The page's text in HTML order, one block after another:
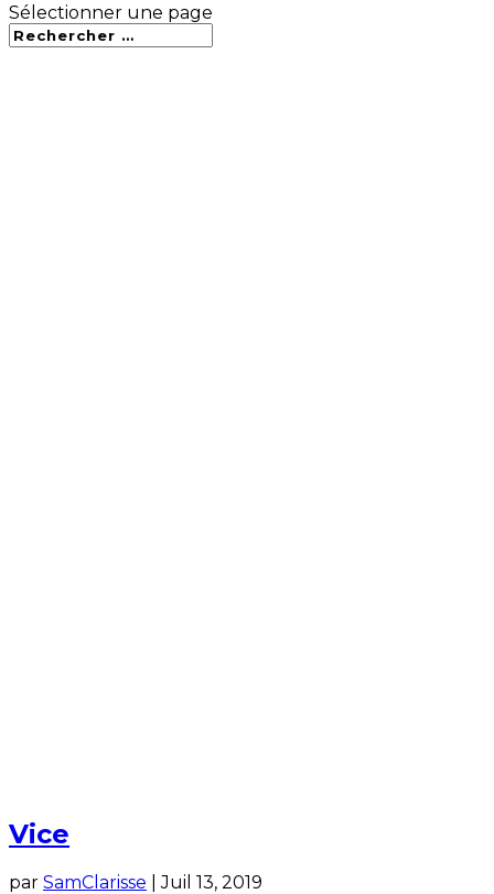
Sélectionner une page
Vice
par SamClarisse |Juil 13, 2019